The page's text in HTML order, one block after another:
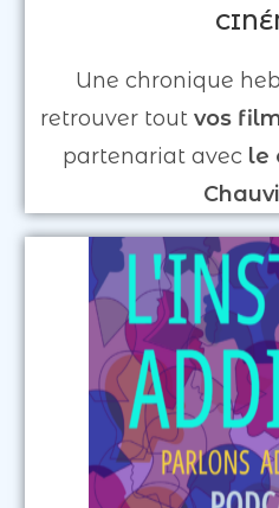
Une chronique
retrouver tout vos
partenariat avec le